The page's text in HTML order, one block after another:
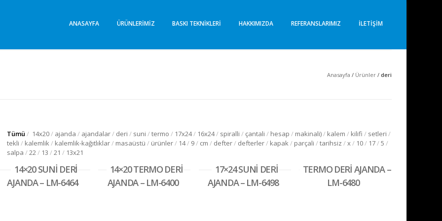
Lima Promosyon
Promosyon Ürünleri
ANASAYFA ÜRÜNLERIMIZ BASKI TEKNIKLERI HAKKIMIZDA REFERANSLARIMIZ İLETIŞIM
Anasayfa / Ürünler / deri
Tümü / 14x20/ ajanda / ajandalar/ deri / suni /termo / 17x24/ 16x24/ spiralli / çantali / hesap / makinali)/ kalem / kilifi / setleri /
tekli / kalemlik/ kalemlik-kağıtlıklar/ masaüstü / ürünler/ 14/ 9/ cm / defter/ defterler/ kapak/ parçali /tarihsiz /x/ 10/ 17/5 /
salpa /22/ 13 /21 / 13x21
14×20 SUNİ DERİ
AJANDA – LM-6464
14×20 TERMO DERİ
AJANDA – LM-6400
17×24 SUNİ DERİ
AJANDA – LM-6498
TERMO DERİ AJANDA –
LM-6480